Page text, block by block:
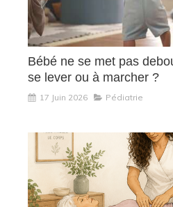
Bébé ne se met pas
se lever ou à marcher ?
17 Juin 2026 Pédiatrie